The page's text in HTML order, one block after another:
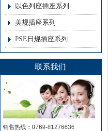
以色列座插座系列
美规插座系列
PSE日规插座系列
联系我们
销售热线：0769-81276636